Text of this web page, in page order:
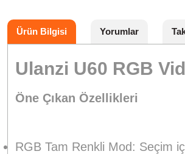
Ürün Bilgisi Yorumlar
Ulanzi U60 RGB
Öne Çıkan Özellikleri
RGB Tam Renkli Mod: Seçim